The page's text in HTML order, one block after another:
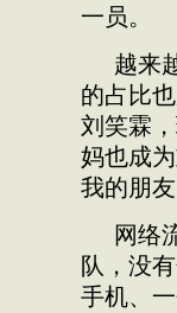
一员。
越来
的占比
刘笑霖
妈也成
我的朋
网络
队，没
手机、